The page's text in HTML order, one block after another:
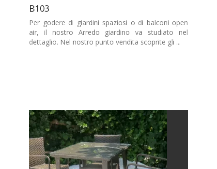
B103
Per godere di giardini spaziosi o di balconi open
air, il nostro Arredo giardino va studiato nel
dettaglio. Nel nostro punto vendita scoprite gli ...